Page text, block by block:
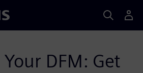
DFM: Get